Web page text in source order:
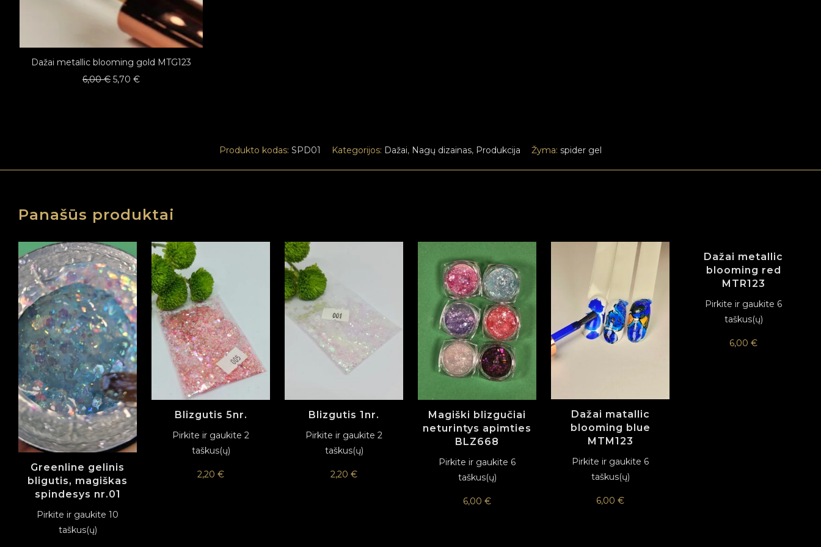
Dažai metallic blooming gold MTG123
6,00€ Original
5,70 €Current
Produkto kodas: SPD01 Kategorijos: Dažai, Nagų dizainas, Produkcija Žyma: spider gel
Panašūs produktai
Greenline gelinis
bligutis, magiškas
spindesys nr.01
Pirkite ir gaukite 10
taškus(ų)
Blizgutis 5nr.
Pirkite ir gaukite 2
taškus(ų)
2,20 €
Blizgutis 1nr.
Pirkite ir gaukite 2
taškus(ų)
2,20 €
Magiški blizgučiai
neturintys apimties
BLZ668
Pirkite ir gaukite 6
taškus(ų)
6,00 €
Dažai matallic
blooming blue
MTM123
Pirkite ir gaukite 6
taškus(ų)
6,00 €
Dažai metallic
blooming red
MTR123
Pirkite ir gaukite 6
taškus(ų)
6,00 €